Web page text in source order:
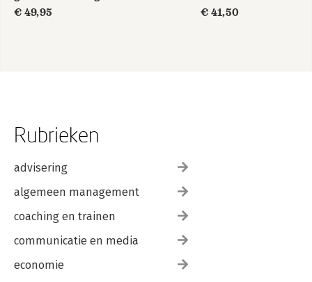
€ 49,95
€ 41,50
Rubrieken
advisering
algemeen management
coaching en trainen
communicatie en media
economie